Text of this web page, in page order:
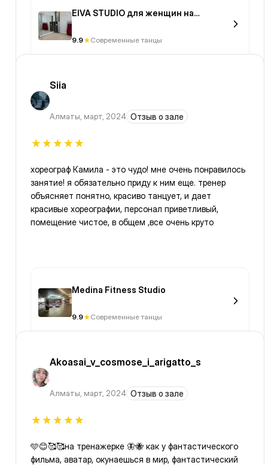
EIVA STUDIO для женщин на
9.9 Современные танцы
Siia
Алматы, март, 2024 Отзыв о зале
хореограф Камила - это чудо! мне очень понравилось
занятие! я обязательно приду к ним еще. тренер
объясняет понятно, красиво танцует, и дает
красивые хореографии, персонал приветливый,
помещение чистое, в общем ,все очень круто
Medina Fitness Studio
9.9 Современные танцы
Akoasai_v_cosmose_i_arigatto_s
Алматы, март, 2024 Отзыв о зале
🩵😊🥰🥰на тренажерке 🦋🐝 как у фантастического
фильма, аватар, окунаешься в мир, фантастический